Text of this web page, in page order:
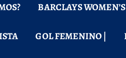
BARCLAYS
GOL FEMENINO |